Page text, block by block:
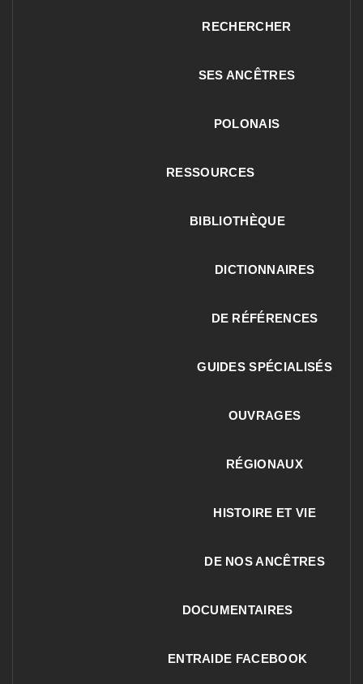
RECHERCHER
SES ANCÊTRES
POLONAIS
RESSOURCES
BIBLIOTHÈQUE
DICTIONNAIRES
DE RÉFÉRENCES
GUIDES SPÉCIALISÉS
OUVRAGES
RÉGIONAUX
HISTOIRE ET VIE
DE NOS ANCÊTRES
DOCUMENTAIRES
ENTRAIDE FACEBOOK